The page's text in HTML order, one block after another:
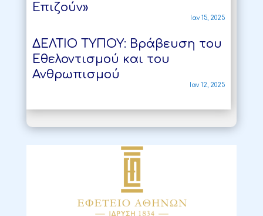
Επιζούν»
Ιαν 15, 2025
ΔΕΛΤΙΟ ΤΥΠΟΥ: Βράβευση του
Εθελοντισμού και του
Ανθρωπισμού
Ιαν 12, 2025